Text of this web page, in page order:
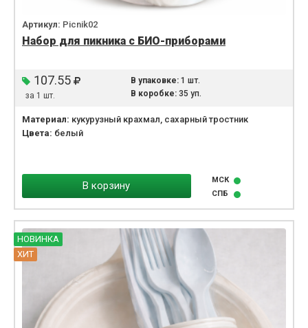
Артикул: Picnik02
Набор для пикника с БИО-приборами
107.55
за 1 шт.
В упаковке:1 шт.
В коробке:35 уп.
Материал: кукурузный крахмал, сахарный тростник
Цвета: белый
В корзину
МСК
СПБ
НОВИНКА
ХИТ